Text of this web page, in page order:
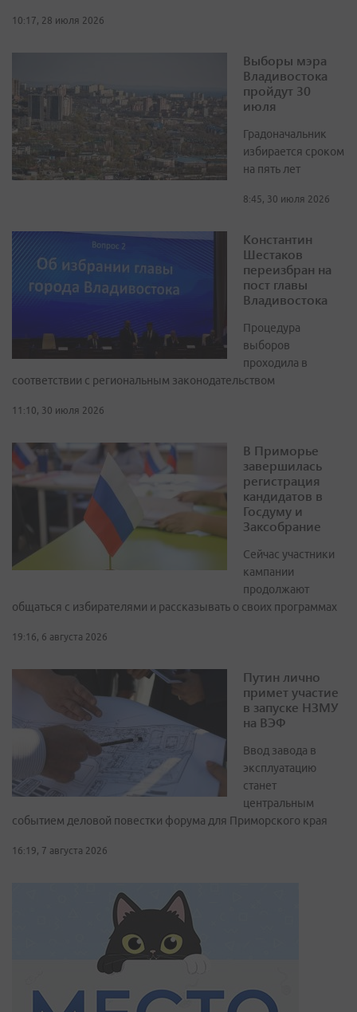
10:17, 28 июля 2026
Выборы мэра
Владивостока
пройдут 30
июля
Градоначальник
избирается сроком
на пять лет
8:45, 30 июля 2026
Константин
Шестаков
переизбран на
пост главы
Владивостока
Процедура
выборов
проходила в
соответствии с региональным законодательством
11:10, 30 июля 2026
В Приморье
завершилась
регистрация
кандидатов в
Госдуму и
Заксобрание
Сейчас участники
кампании
продолжают
общаться с избирателями и рассказывать о своих программах
19:16, 6 августа 2026
Путин лично
примет участие
в запуске НЗМУ
на ВЭФ
Ввод завода в
эксплуатацию
станет
центральным
событием деловой повестки форума для Приморского края
16:19, 7 августа 2026